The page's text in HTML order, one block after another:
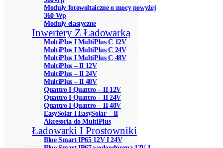
Moduły fotowoltaiczne o mocy powyżej
360 Wp
Moduły elastyczne
Inwertery Z Ładowarką
MultiPlus I MultiPlus C 12V
MultiPlus I MultiPlus C 24V
MultiPlus I MultiPlus C 48V
MultiPlus – II 12V
MultiPlus – II 24V
MultiPlus – II 48V
Quattro I Quattro – II 12V
Quattro I Quattro – II 24V
Quattro I Quattro – II 48V
EasySolar I EasySolar – II
Akcesoria do MultiPlus
Ładowarki I Prostowniki
Blue Smart IP65 12V I 24V